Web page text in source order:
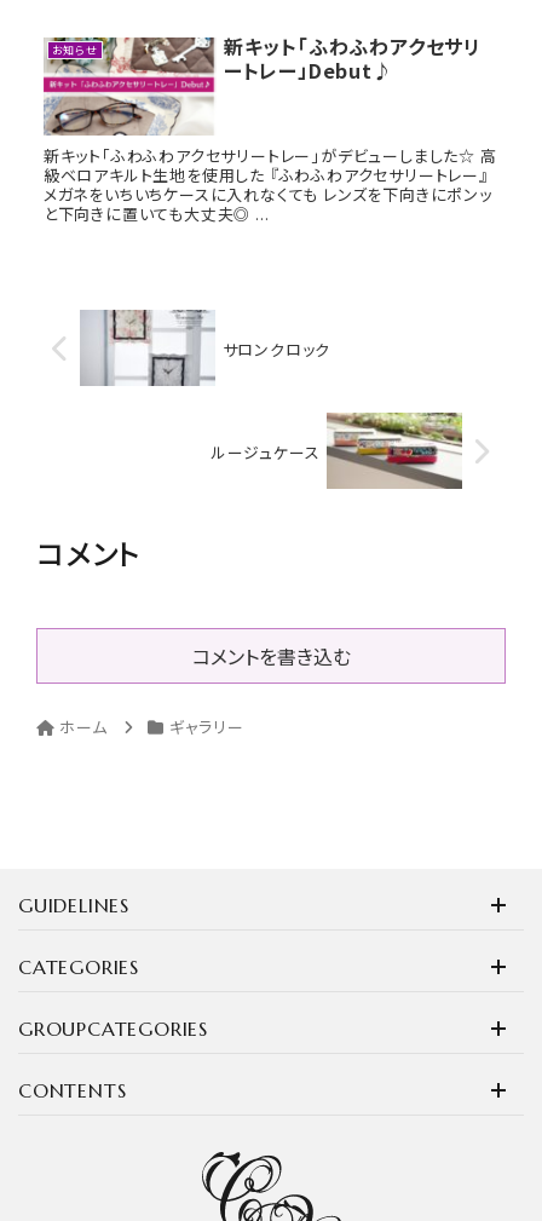
お知らせ
新キット「ふわふわアクセサリ
ートレー」Debut♪
新キット「ふわふわアクセサリートレー」がデビューしました☆ 高
級ベロアキルト生地を使用した 『ふわふわアクセサリートレー』
メガネをいちいちケースに入れなくても レンズを下向きにポンッ
と下向きに置いても大丈夫◎ ...
サロンクロック
ルージュケース
コメント
コメントを書き込む
ホーム ギャラリー
CATEGORIES
GROUPCATEGORIES
CONTENTS
GUIDELINES